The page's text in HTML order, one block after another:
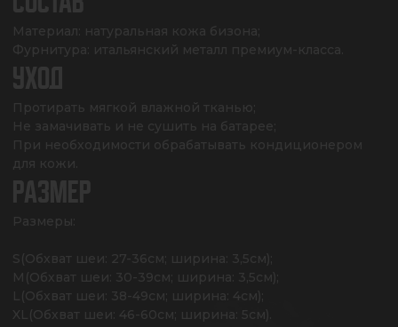
Материал: натуральная кожа бизона;
Фурнитура: итальянский металл премиум-класса.
УХОД
Протирать мягкой влажной тканью;
Не замачивать и не сушить на батарее;
При необходимости обрабатывать кондиционером
для кожи.
РАЗМЕР
Размеры:
S(Обхват шеи: 27-36см; ширина: 3,5см);
M(Обхват шеи: 30-39см; ширина: 3,5см);
L(Обхват шеи: 38-49см; ширина: 4см);
XL(Обхват шеи: 46-60см; ширина: 5см).